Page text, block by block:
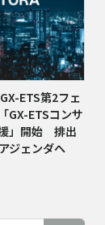
ETS第2フェ
GX-ETSコンサ
」開始 排出
ジェンダへ